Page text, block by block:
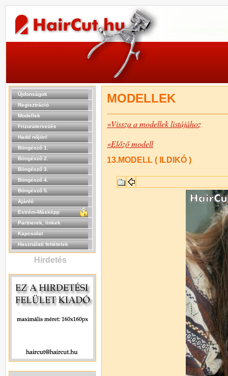
Újdonságok
Regisztráció
Modellek
Frizuratervezés
Hadd nőjön!
Böngésző 1.
Böngésző 2.
Böngésző 3.
Böngésző 4.
Böngésző 5.
Ajánló
Extrém-Másképp
Partnerek, linkek
Kapcsolat
Használati feltételek
Hirdetés
MODELLEK
«Vissza a modellek listájához
«Előző modell
13.MODELL ( ILDIKÓ )